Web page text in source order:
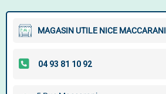
MAGASIN UTILE NICE MACCARANI